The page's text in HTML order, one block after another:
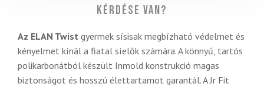
Kérdése van?
Az ELAN Twist gyermek sísisak megbízható védelmet és
kényelmet kínál a fiatal síelők számára. A könnyű, tartós
polikarbonátból készült Inmold konstrukció magas
biztonságot és hosszú élettartamot garantál. A Jr Fit